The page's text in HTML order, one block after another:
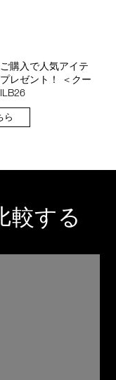
購入で人気アイテ
レゼント！ ＜クー
ら
較する